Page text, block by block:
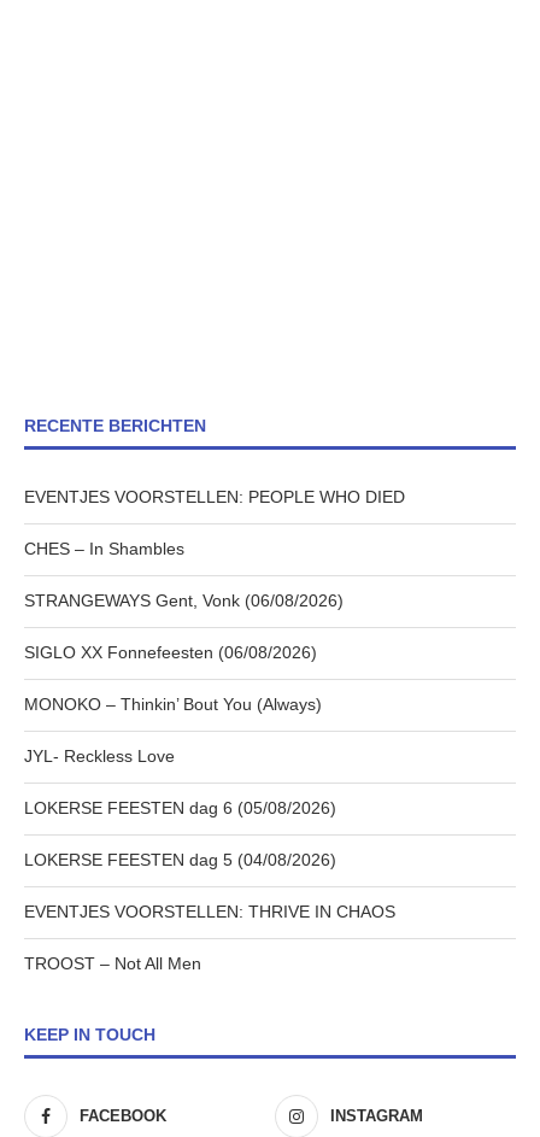
RECENTE BERICHTEN
EVENTJES VOORSTELLEN: PEOPLE WHO DIED
CHES – In Shambles
STRANGEWAYS Gent, Vonk (06/08/2026)
SIGLO XX Fonnefeesten (06/08/2026)
MONOKO – Thinkin’ Bout You (Always)
JYL- Reckless Love
LOKERSE FEESTEN dag 6 (05/08/2026)
LOKERSE FEESTEN dag 5 (04/08/2026)
EVENTJES VOORSTELLEN: THRIVE IN CHAOS
TROOST – Not All Men
KEEP IN TOUCH
FACEBOOK INSTAGRAM